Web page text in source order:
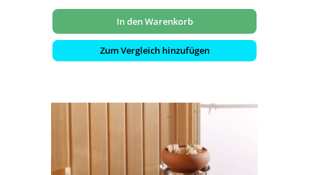
In den Warenkorb
Zum Vergleich hinzufügen